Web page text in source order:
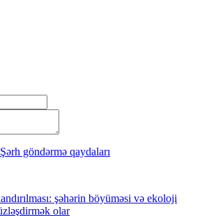
Şərh göndərmə qaydaları